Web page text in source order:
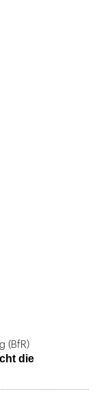
(BfR)
die